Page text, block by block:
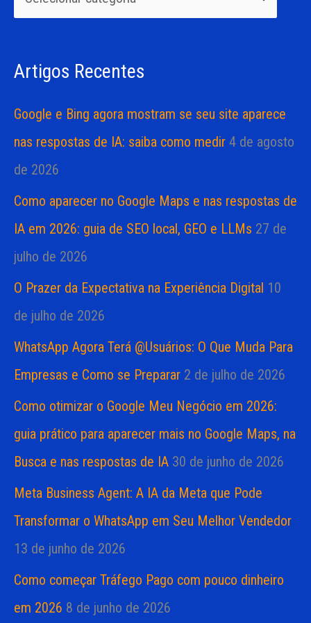
i
a
r
o
sArtigos Recentes
Google e Bing agora mostram se seu site aparece
nas respostas de IA: saiba como medir 4 de agosto
de 2026
Como aparecer no Google Maps e nas respostas de
IA em 2026: guia de SEO local, GEO e LLMs 27 de
julho de 2026
O Prazer da Expectativa na Experiência Digital 10
de julho de 2026
WhatsApp Agora Terá @Usuários: O Que Muda Para
Empresas e Como se Preparar 2 de julho de 2026
Como otimizar o Google Meu Negócio em 2026:
guia prático para aparecer mais no Google Maps, na
Busca e nas respostas de IA 30 de junho de 2026
Meta Business Agent: A IA da Meta que Pode
Transformar o WhatsApp em Seu Melhor Vendedor
13 de junho de 2026
Como começar Tráfego Pago com pouco dinheiro
em 2026 8 de junho de 2026